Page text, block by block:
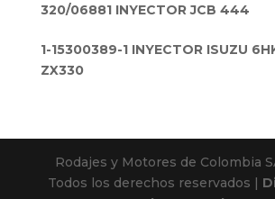
320/06881 INYECTOR JCB 444
1-15300389-1 INYECTOR ISUZU
ZX330
Rodajes y Motores de Colombia
Todos los derechos reservados |